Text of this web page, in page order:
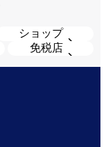
ショップ
免税店